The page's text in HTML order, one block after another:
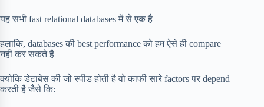
यह सभी fast relational databases में से एक है |
हलाकि, databases की best performance को हम ऐसे ही compare
नहीं कर सकते है|
क्योकि डेटाबेस की जो स्पीड होती है वो काफी सारे factors पर depend
करती है जैसे कि: